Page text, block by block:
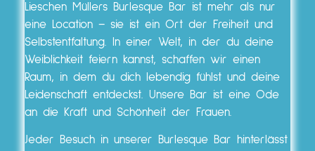
Lieschen Müllers Burlesque Bar ist mehr als nur
eine Location – sie ist ein Ort der Freiheit und
Selbstentfaltung. In einer Welt, in der du deine
Weiblichkeit feiern kannst, schaffen wir einen
Raum, in dem du dich lebendig fühlst und deine
Leidenschaft entdeckst. Unsere Bar ist eine Ode
an die Kraft und Schönheit der Frauen.
Jeder Besuch in unserer Burlesque Bar hinterlässt